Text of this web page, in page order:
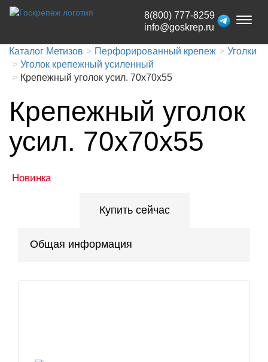
Toggle
8(800) 777-8259
info@goskrep.ru
Каталог Метизов Перфорированный крепеж
Уголки
Уголок крепежный усиленный
Крепежный уголок усил. 70х70х55
Крепежный уголок
усил. 70х70х55
Новинка
Купить сейчас
Общая информация